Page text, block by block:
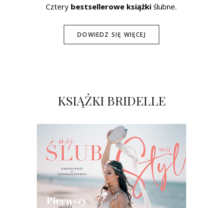
Cztery bestsellerowe książki ślubne.
DOWIEDZ SIĘ WIĘCEJ
KSIĄŻKI BRIDELLE